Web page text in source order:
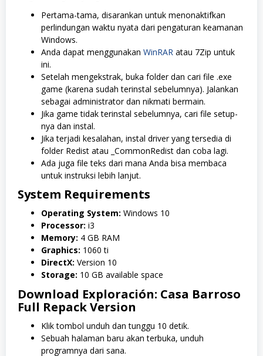
Pertama-tama, disarankan untuk menonaktifkan
perlindungan waktu nyata dari pengaturan keamanan
Windows.
Anda dapat menggunakan WinRAR atau 7Zip untuk
ini.
Setelah mengekstrak, buka folder dan cari file .exe
game (karena sudah terinstal sebelumnya). Jalankan
sebagai administrator dan nikmati bermain.
Jika game tidak terinstal sebelumnya, cari file setup-
nya dan instal.
Jika terjadi kesalahan, instal driver yang tersedia di
folder Redist atau _CommonRedist dan coba lagi.
Ada juga file teks dari mana Anda bisa membaca
untuk instruksi lebih lanjut.
System Requirements
Operating System: Windows 10
Processor: i3
Memory: 4 GB RAM
Graphics: 1060 ti
DirectX: Version 10
Storage: 10 GB available space
Download Exploración: Casa Barroso
Full Repack Version
Klik tombol unduh dan tunggu 10 detik.
Sebuah halaman baru akan terbuka, unduh
programnya dari sana.